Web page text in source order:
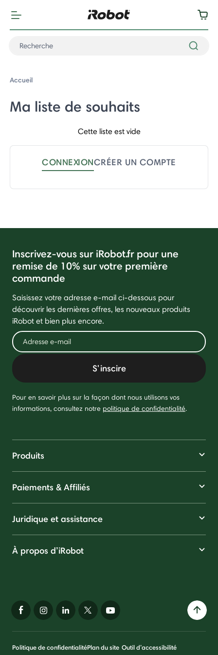
Accueil
Ma liste de souhaits
Cette liste est vide
CONNEXIONCRÉER UN COMPTE
Inscrivez-vous sur iRobot.fr pour une
remise de 10% sur votre première
commande
Saisissez votre adresse e-mail ci-dessous pour
découvrir les dernières offres, les nouveaux produits
iRobot et bien plus encore.
S'inscire
Pour en savoir plus sur la façon dont nous utilisons vos
informations, consultez notre politique de confidentialité.
Produits
Paiements & Affiliés
Juridique et assistance
À propos d’iRobot
Politique de confidentialitéPlan du site Outil d’accessibilité